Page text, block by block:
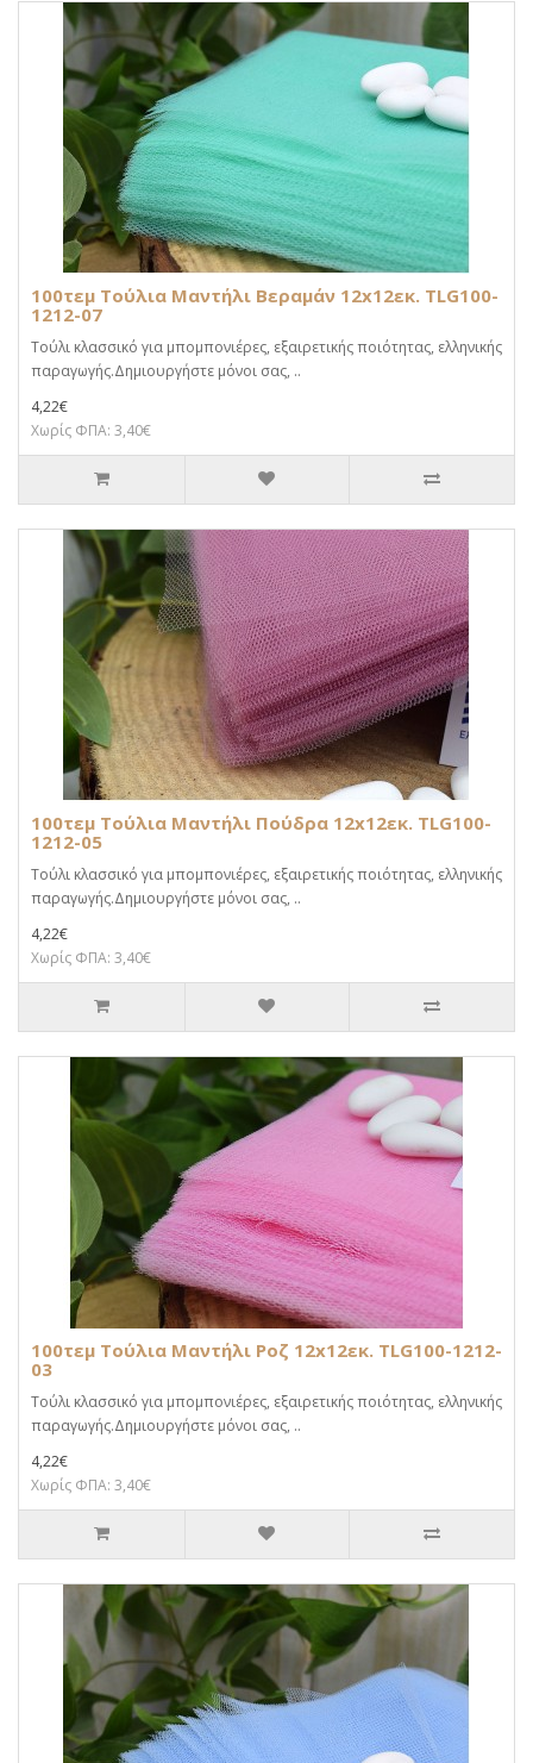
100τεμ Τούλια Μαντήλι Βεραμάν 12x12εκ. TLG100-
1212-07
Τούλι κλασσικό για μπομπονιέρες, εξαιρετικής ποιότητας, ελληνικής
παραγωγής.Δημιουργήστε μόνοι σας, ..
4,22€
Χωρίς ΦΠΑ: 3,40€
100τεμ Τούλια Μαντήλι Πούδρα 12x12εκ. TLG100-
1212-05
Τούλι κλασσικό για μπομπονιέρες, εξαιρετικής ποιότητας, ελληνικής
παραγωγής.Δημιουργήστε μόνοι σας, ..
4,22€
Χωρίς ΦΠΑ: 3,40€
100τεμ Τούλια Μαντήλι Ροζ 12x12εκ. TLG100-1212-
03
Τούλι κλασσικό για μπομπονιέρες, εξαιρετικής ποιότητας, ελληνικής
παραγωγής.Δημιουργήστε μόνοι σας, ..
4,22€
Χωρίς ΦΠΑ: 3,40€